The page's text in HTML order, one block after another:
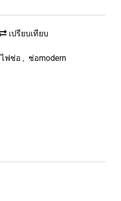
เปรียบเทียบ
ไฟช่อ , ช่อmodern